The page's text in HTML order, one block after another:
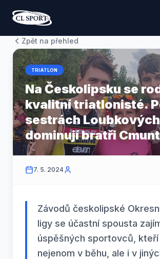
Zpět na přehled
TRIATLON
Na Českolipsku se
kvalitní triatlonisté.
sestrách
dominují bratři
7. 5. 2024
Závodů českolipské
ligy se účastní spousta
úspěšných sportovců, kteří
nejenom v běhu, ale i v